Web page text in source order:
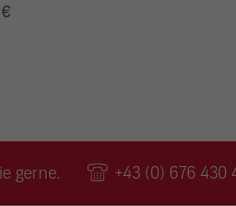
gerne. +43 (0) 676 430